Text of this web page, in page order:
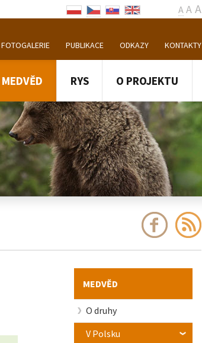
A A A
FOTOGALERIE PUBLIKACE ODKAZY KONTAKTY
MEDVĚD RYS O PROJEKTU
MEDVĚD
O druhy
V Polsku